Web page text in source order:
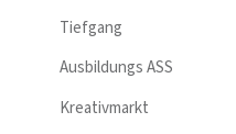
Tiefgang
Ausbildungs ASS
Kreativmarkt